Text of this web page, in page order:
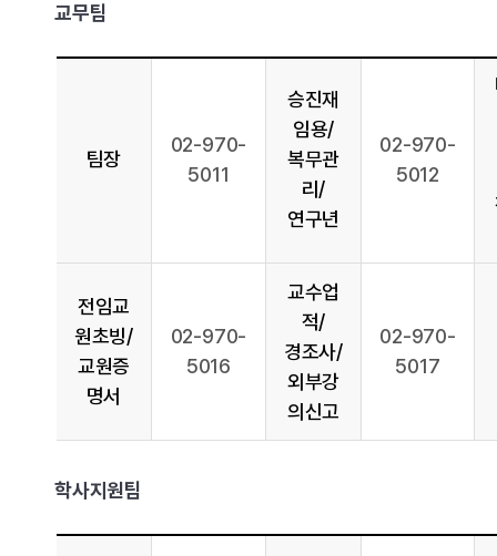
교무팀
팀장
02-970-
5011
승진재
임용/
복무관
리/
연구년
02-970-
5012
전임교
원초빙/
교원증
명서
02-970-
5016
교수업
적/
경조사/
외부강
의신고
02-970-
5017
학사지원팀